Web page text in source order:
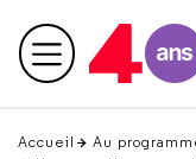
en
haut Menu
Accueil Au